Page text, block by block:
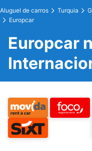
Aluguel de carros Turquia
Europcar
Europcar